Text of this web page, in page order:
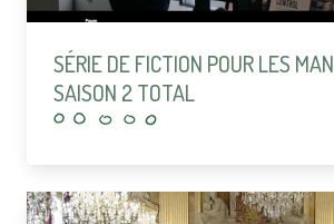
SÉRIE DE FICTION POUR LES
SAISON 2 TOTAL